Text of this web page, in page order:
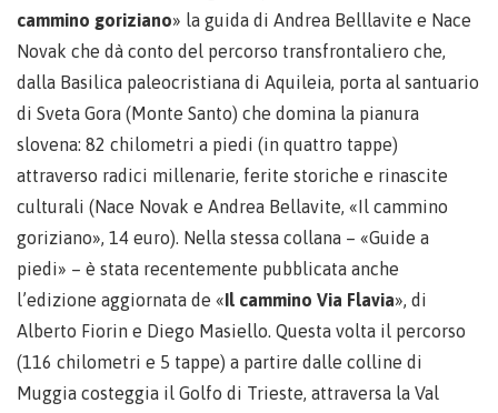
cammino goriziano» la guida di Andrea Belllavite e Nace
Novak che dà conto del percorso transfrontaliero che,
dalla Basilica paleocristiana di Aquileia, porta al santuario
di Sveta Gora (Monte Santo) che domina la pianura
slovena: 82 chilometri a piedi (in quattro tappe)
attraverso radici millenarie, ferite storiche e rinascite
culturali (Nace Novak e Andrea Bellavite, «Il cammino
goriziano», 14 euro). Nella stessa collana – «Guide a
piedi» – è stata recentemente pubblicata anche
l’edizione aggiornata de «Il cammino Via Flavia», di
Alberto Fiorin e Diego Masiello. Questa volta il percorso
(116 chilometri e 5 tappe) a partire dalle colline di
Muggia costeggia il Golfo di Trieste, attraversa la Val